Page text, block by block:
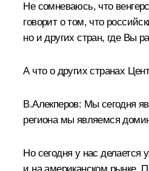
Не сомневаюсь, что
говорит о том, что
но и других стран, где Вы
А что о других странах
В.Алекперов: Мы сегодня
региона мы являемся
Но сегодня у нас